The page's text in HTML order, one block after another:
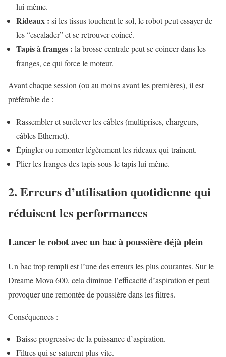
lui-même.
Rideaux : si les tissus touchent le sol, le robot peut essayer de
les “escalader” et se retrouver coincé.
Tapis à franges : la brosse centrale peut se coincer dans les
franges, ce qui force le moteur.
Avant chaque session (ou au moins avant les premières), il est
préférable de :
Rassembler et surélever les câbles (multiprises, chargeurs,
câbles Ethernet).
Épingler ou remonter légèrement les rideaux qui traînent.
Plier les franges des tapis sous le tapis lui-même.
2. Erreurs d’utilisation quotidienne qui
réduisent les performances
Lancer le robot avec un bac à poussière déjà plein
Un bac trop rempli est l’une des erreurs les plus courantes. Sur le
Dreame Mova 600, cela diminue l’efficacité d’aspiration et peut
provoquer une remontée de poussière dans les filtres.
Conséquences :
Baisse progressive de la puissance d’aspiration.
Filtres qui se saturent plus vite.